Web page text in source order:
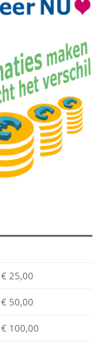
€ 25,00
€ 50,00
€ 100,00